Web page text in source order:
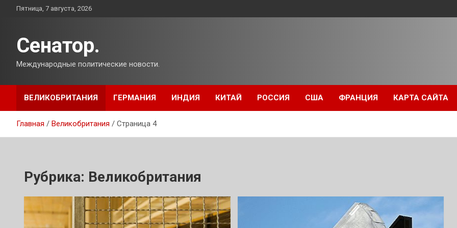
ПерейтиПятница, 7 августа, 2026
Сенатор.
Международные политические новости.
ВЕЛИКОБРИТАНИЯ ГЕРМАНИЯ ИНДИЯ КИТАЙ РОССИЯ США ФРАНЦИЯ КАРТА САЙТА
Главная Великобритания Страница 4
Рубрика: Великобритания